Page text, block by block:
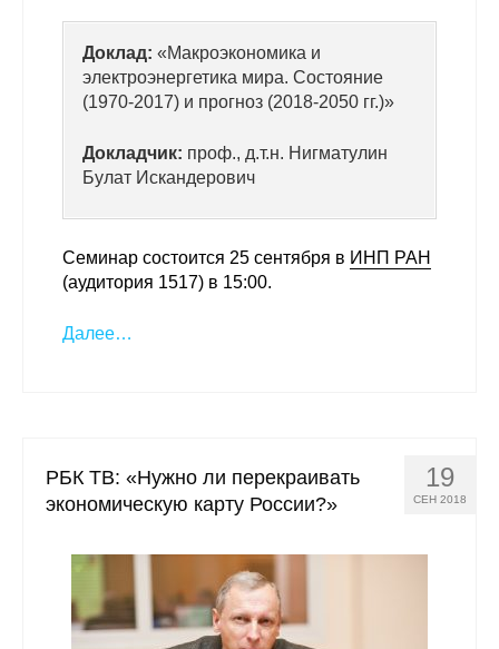
Доклад: «Макроэкономика и
электроэнергетика мира. Состояние
(1970-2017) и прогноз (2018-2050 гг.)»
Докладчик: проф., д.т.н. Нигматулин
Булат Искандерович
Семинар состоится 25 сентября в ИНП РАН
(аудитория 1517) в 15:00.
Далее…
19
СЕН 2018
РБК ТВ: «Нужно ли перекраивать
экономическую карту России?»